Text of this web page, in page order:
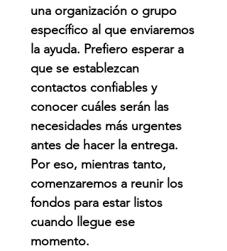
una organización o grupo
específico al que enviaremos
la ayuda. Prefiero esperar a
que se establezcan
contactos confiables y
conocer cuáles serán las
necesidades más urgentes
antes de hacer la entrega.
Por eso, mientras tanto,
comenzaremos a reunir los
fondos para estar listos
cuando llegue ese
momento.